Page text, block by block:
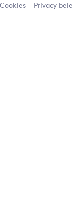
Cookies Privacy